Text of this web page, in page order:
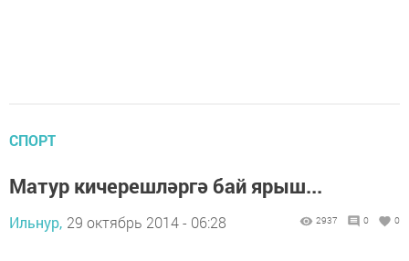
СПОРТ
Матур кичерешләргә бай ярыш...
Ильнур, 29 октябрь 2014 - 06:28 2937 0 0